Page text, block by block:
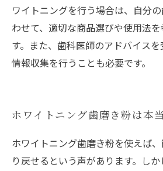
ワイトニングを行う場合は、自分
わせて、適切な商品選びや使用法
す。また、歯科医師のアドバイス
情報収集を行うことも必要です。
ホワイトニング歯磨き粉は本
ホワイトニング歯磨き粉を使えば
り戻せるという声があります。し